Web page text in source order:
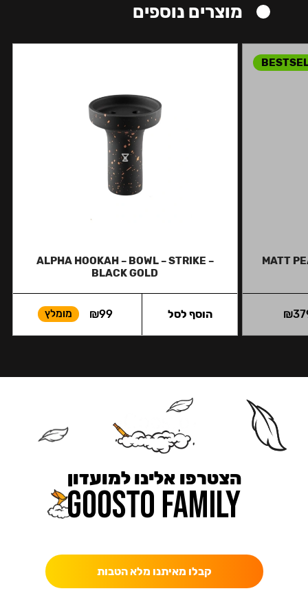
מוצרים נוספים
MATT
₪
ALPHA HOOKAH – BOWL – STRIKE –
BLACK GOLD
₪99 מומלץ הוסף לסל
הצטרפו אלינו למועדון
קבלו מאיתנו מלא הטבות